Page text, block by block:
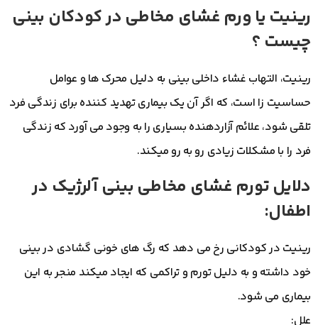
رینیت یا ورم غشای مخاطی در کودکان بینی
چیست ؟
رینیت، التهاب غشاء داخلی بینی به دلیل محرک ها و عوامل
حساسیت زا است، که اگر آن یک بیماری تهدید کننده برای زندگی فرد
تلقی شود، علائم آزاردهنده بسیاری را به وجود می آورد که زندگی
فرد را با مشکلات زیادی رو به رو ميكند.
دلایل تورم غشای مخاطی بینی آلرژیک در
اطفال:
رینیت در کودکانی رخ می دهد که رگ های خونی گشادی در بینی
خود داشته و به دلیل تورم و تراکمی که ایجاد میکند منجر به این
بیماری می شود.
علل: